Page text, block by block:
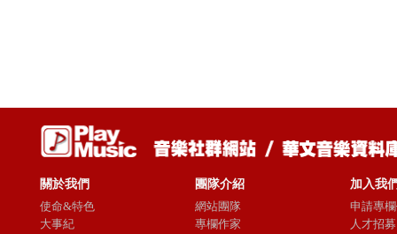
關於我們
使命&特色
大事紀
團隊介紹
網站團隊
專欄作家
加入我
申請專
人才招募